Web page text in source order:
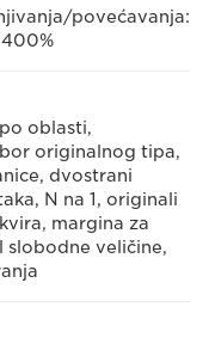
povećavanja:
400%
oblasti,
originalnog tipa,
dvostrani
N na 1, originali
margina za
slobodne veličine,